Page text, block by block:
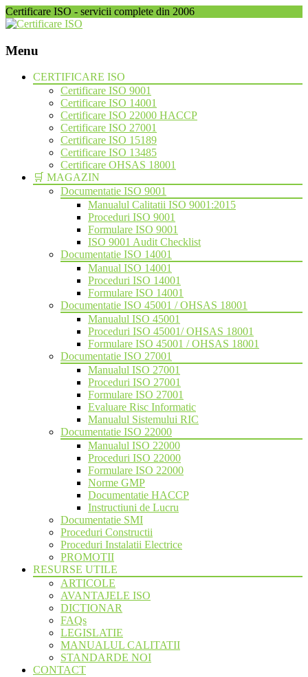
Certificare ISO - servicii complete din 2006
Menu
Skip
CERTIFICARE ISO
Certificare ISO 9001
Certificare ISO 14001
Certificare ISO 22000 HACCP
Certificare ISO 27001
Certificare ISO 15189
Certificare ISO 13485
Certificare OHSAS 18001
🛒 MAGAZIN
Documentatie ISO 9001
Manualul Calitatii ISO 9001:2015
Proceduri ISO 9001
Formulare ISO 9001
ISO 9001 Audit Checklist
Documentatie ISO 14001
Manual ISO 14001
Proceduri ISO 14001
Formulare ISO 14001
Documentatie ISO 45001 / OHSAS 18001
Manualul ISO 45001
Proceduri ISO 45001/ OHSAS 18001
Formulare ISO 45001 / OHSAS 18001
Documentatie ISO 27001
Manualul ISO 27001
Proceduri ISO 27001
Formulare ISO 27001
Evaluare Risc Informatic
Manualul Sistemului RIC
Documentatie ISO 22000
Manualul ISO 22000
Proceduri ISO 22000
Formulare ISO 22000
Norme GMP
Documentatie HACCP
Instructiuni de Lucru
Documentatie SMI
Proceduri Constructii
Proceduri Instalatii Electrice
PROMOTII
RESURSE UTILE
ARTICOLE
AVANTAJELE ISO
DICTIONAR
FAQs
LEGISLATIE
MANUALUL CALITATII
STANDARDE NOI
CONTACT